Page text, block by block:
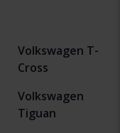
Volkswagen T-
Cross
Volkswagen
Tiguan